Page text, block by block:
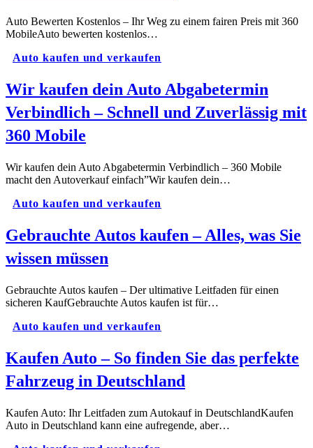
Auto Bewerten Kostenlos – Ihr Weg zu einem fairen Preis mit 360
MobileAuto bewerten kostenlos…
Auto kaufen und verkaufen
Wir kaufen dein Auto Abgabetermin
Verbindlich – Schnell und Zuverlässig mit
360 Mobile
Wir kaufen dein Auto Abgabetermin Verbindlich – 360 Mobile
macht den Autoverkauf einfach”Wir kaufen dein…
Auto kaufen und verkaufen
Gebrauchte Autos kaufen – Alles, was Sie
wissen müssen
Gebrauchte Autos kaufen – Der ultimative Leitfaden für einen
sicheren KaufGebrauchte Autos kaufen ist für…
Auto kaufen und verkaufen
Kaufen Auto – So finden Sie das perfekte
Fahrzeug in Deutschland
Kaufen Auto: Ihr Leitfaden zum Autokauf in DeutschlandKaufen
Auto in Deutschland kann eine aufregende, aber…